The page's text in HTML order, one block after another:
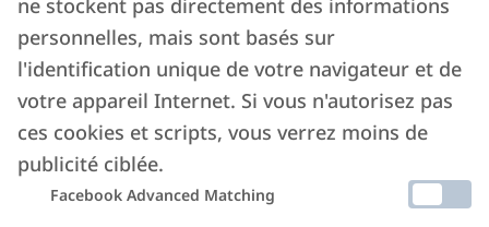
ne stockent pas directement des informations
personnelles, mais sont basés sur
l'identification unique de votre navigateur et de
votre appareil Internet. Si vous n'autorisez pas
ces cookies et scripts, vous verrez moins de
publicité ciblée.
Facebook Advanced Matching